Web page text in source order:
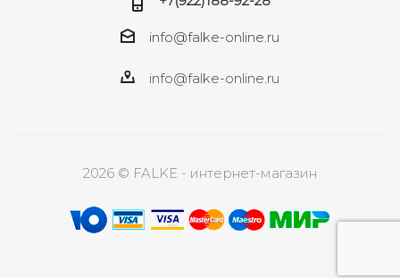
info@falke-online.ru
info@falke-online.ru
2026 © FALKE - интернет-магазин